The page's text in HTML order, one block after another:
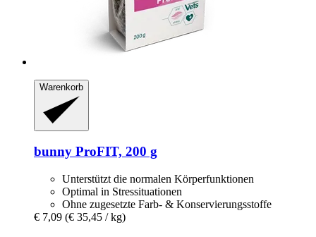
Warenkorb
bunny ProFIT, 200 g
Unterstützt die normalen Körperfunktionen
Optimal in Stressituationen
Ohne zugesetzte Farb- & Konservierungsstoffe
€ 7,09 (€ 35,45 / kg)